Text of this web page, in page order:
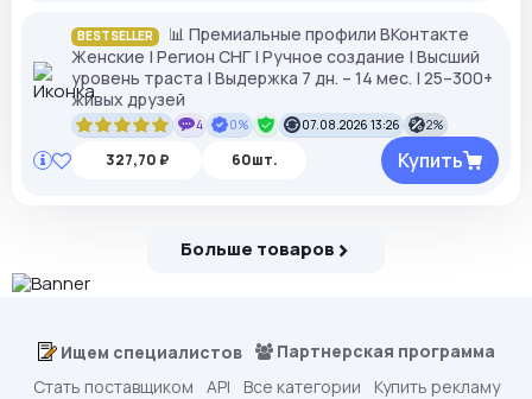
BESTSELLER
📊 Премиальные профили ВКонтакте
Женские | Регион СНГ | Ручное создание | Высший
уровень траста | Выдержка 7 дн. – 14 мес. | 25–300+
живых друзей
4 0% 07.08.2026 13:26 2%
327,70 ₽ 60шт. Купить
Больше товаров
Ищем специалистов
Партнерская программа
Стать поставщиком
API Все категории
Купить рекламу